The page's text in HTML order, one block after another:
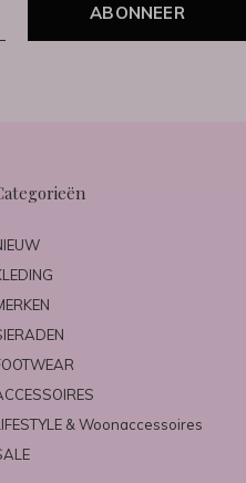
ABONNEER
& Woonaccessoires